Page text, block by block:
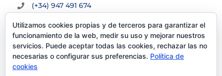
(+34) 947 491 674
info@glezco.com
Utilizamos cookies propias y de terceros para garantizar el
funcionamiento de la web, medir su uso y mejorar nuestros
servicios. Puede aceptar todas las cookies, rechazar las no
necesarias o configurar sus preferencias. Política de
cookies